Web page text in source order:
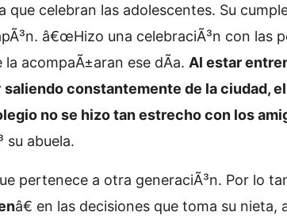
que celebran las adolescentes. Su
â€œHizo una celebraciÃ³n con las
la acompaÃ±aran ese dÃ­a. Al estar
constantemente de la ciudad,
no se hizo tan estrecho con los
su abuela.
pertenece a otra generaciÃ³n. Por lo
â€ en las decisiones que toma su nieta,